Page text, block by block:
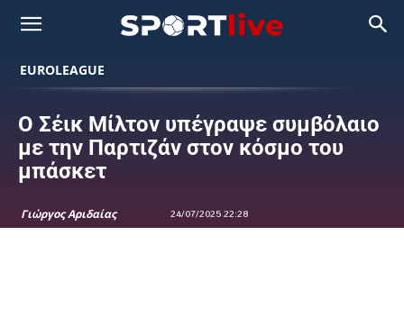
EUROLEAGUE
Ο Σέικ Μίλτον υπέγραψε συμβόλαιο
με την Παρτιζάν στον κόσμο του
μπάσκετ
Γιώργος Αριδαίας 24/07/2025 22:28